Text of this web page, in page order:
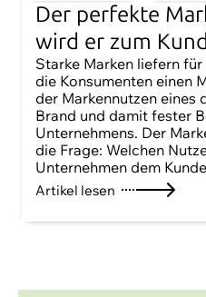
Der perfekte
wird er zum
Starke Marken liefern
die Konsumenten einen
der Markennutzen eines
Brand und damit fester
Unternehmens. Der
die Frage: Welchen
Unternehmen dem
Artikel lesen